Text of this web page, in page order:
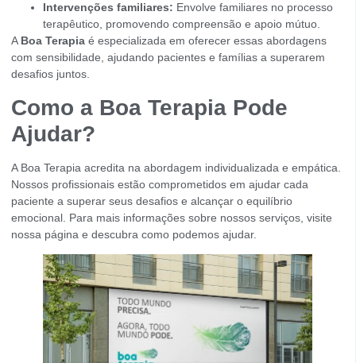
Intervenções familiares: Envolve familiares no processo
terapêutico, promovendo compreensão e apoio mútuo.
A Boa Terapia é especializada em oferecer essas abordagens
com sensibilidade, ajudando pacientes e famílias a superarem
desafios juntos.
Como a Boa Terapia Pode
Ajudar?
A Boa Terapia acredita na abordagem individualizada e empática.
Nossos profissionais estão comprometidos em ajudar cada
paciente a superar seus desafios e alcançar o equilíbrio
emocional. Para mais informações sobre nossos serviços, visite
nossa página e descubra como podemos ajudar.